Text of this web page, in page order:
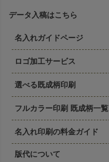
データ入稿はこちら
名入れガイドページ
ロゴ加工サービス
選べる既成柄印刷
フルカラー印刷 既成柄一覧
名入れ印刷の料金ガイド
版代について